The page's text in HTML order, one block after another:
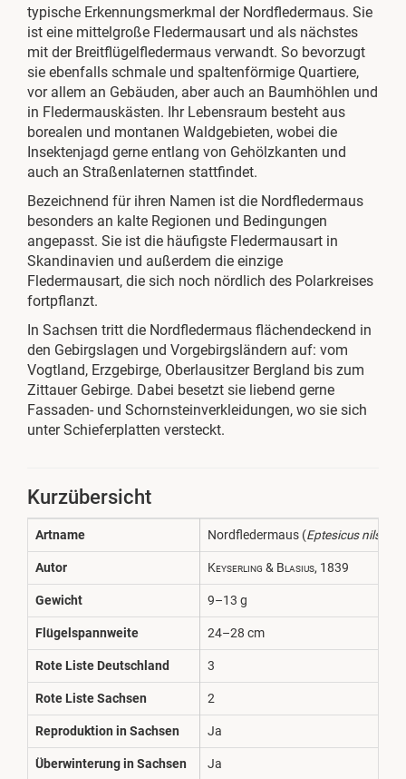
typische Erkennungsmerkmal der Nordfledermaus. Sie
ist eine mittelgroße Fledermausart und als nächstes
mit der Breitflügelfledermaus verwandt. So bevorzugt
sie ebenfalls schmale und spaltenförmige Quartiere,
vor allem an Gebäuden, aber auch an Baumhöhlen und
in Fledermauskästen. Ihr Lebensraum besteht aus
borealen und montanen Waldgebieten, wobei die
Insektenjagd gerne entlang von Gehölzkanten und
auch an Straßenlaternen stattfindet.
Bezeichnend für ihren Namen ist die Nordfledermaus
besonders an kalte Regionen und Bedingungen
angepasst. Sie ist die häufigste Fledermausart in
Skandinavien und außerdem die einzige
Fledermausart, die sich noch nördlich des Polarkreises
fortpflanzt.
In Sachsen tritt die Nordfledermaus flächendeckend in
den Gebirgslagen und Vorgebirgsländern auf: vom
Vogtland, Erzgebirge, Oberlausitzer Bergland bis zum
Zittauer Gebirge. Dabei besetzt sie liebend gerne
Fassaden- und Schornsteinverkleidungen, wo sie sich
unter Schieferplatten versteckt.
Kurzübersicht
Artname Nordfledermaus (Eptesicus nilssonii
Autor Keyserling & Blasius, 1839
Gewicht 9–13 g
Flügelspannweite 24–28 cm
Rote Liste Deutschland 3
Rote Liste Sachsen 2
Reproduktion in Sachsen Ja
Überwinterung in Sachsen Ja